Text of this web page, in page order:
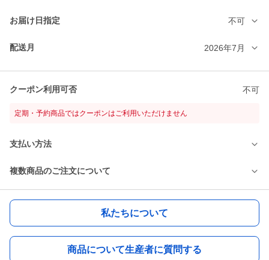
お届け日指定 不可
配送月 2026年7月
クーポン利用可否 不可
定期・予約商品ではクーポンはご利用いただけません
支払い方法
複数商品のご注文について
私たちについて
商品について生産者に質問する